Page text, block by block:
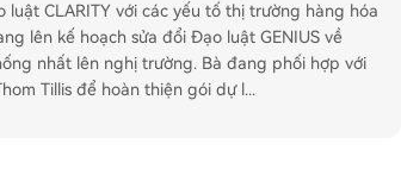
CLARITY với các yếu tố thị trường hàng hóa
lên kế hoạch sửa đổi Đạo luật GENIUS về
nhất lên nghị trường. Bà đang phối hợp với
Tillis để hoàn thiện gói dự l...